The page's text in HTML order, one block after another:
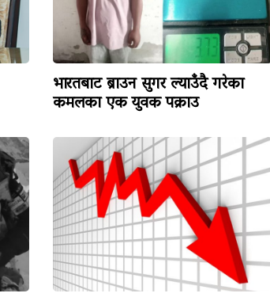
भारतबाट ब्राउन सुगर ल्याउँदै गरेका
कमलका एक युवक पक्राउ